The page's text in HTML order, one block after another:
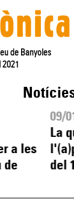
de Banyoles
a les
de
09/
La
del